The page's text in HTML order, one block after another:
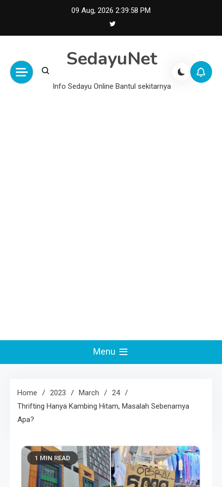
09 Aug, 2026 2:39:59 PM
SedayuNet
Info Sedayu Online Bantul sekitarnya
Menu
Home 2023 March
24
Thrifting Hanya Kambing Hitam, Masalah Sebenarnya
Apa?
1 MIN READ